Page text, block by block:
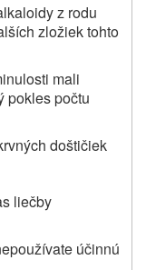
z rodu
zložiek tohto
mali
pokles počtu
doštičiek
liečby
účinnú